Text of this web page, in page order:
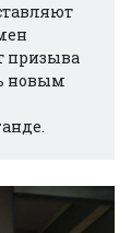
призыва
новым